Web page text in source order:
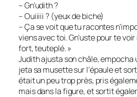
– Gn’udith ?
– Ouiiiii ? (yeux de biche)
– Ça se voit que tu racontes
viens avec toi. Gn’uste pour te
fort, teuteplé. »
Judith ajusta son châle, empocha
jeta sa musette sur l’épaule et
était un peu trop près, pris
mais dans la figure, et sortit